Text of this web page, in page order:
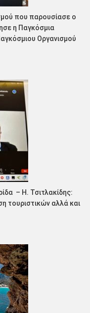
που παρουσίασε ο
η Παγκόσμια
Οργανισμού
– Η. Τσιτλακίδης:
τουριστικών αλλά και